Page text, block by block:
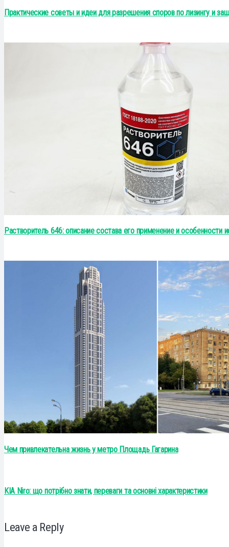
Практические советы и идеи для разрешения споров по лизингу и
Растворитель 646: описание состава его применение и особенности
Чем привлекательна жизнь у метро Площадь Гагарина
KIA Niro: що потрібно знати, переваги та основні характеристики
Leave a Reply